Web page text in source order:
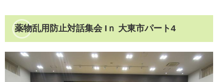
薬物乱用防止対話集会 Iｎ 大東市パート4